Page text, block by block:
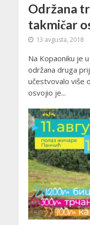
Održana
takmičar
13 avgusta, 2018
Na Kopaoniku je
održana druga
učestvovalo više
osvojio je...